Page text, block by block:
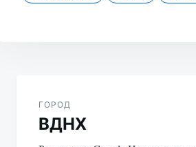
записям
ГОРОД
ВДНХ